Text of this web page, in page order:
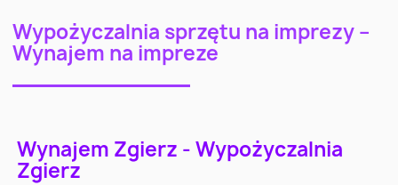
Wypożyczalnia sprzętu na imprezy –
Wynajem na impreze
Wynajem Zgierz - Wypożyczalnia
Zgierz